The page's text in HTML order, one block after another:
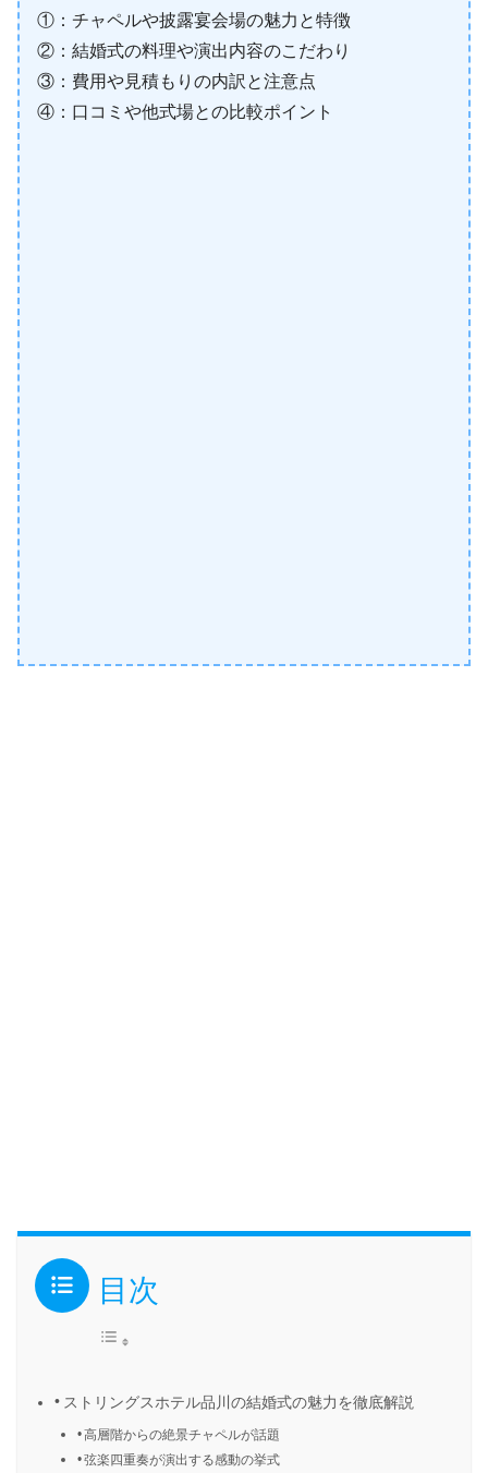
①：チャペルや披露宴会場の魅力と特徴
②：結婚式の料理や演出内容のこだわり
③：費用や見積もりの内訳と注意点
④：口コミや他式場との比較ポイント
目次
ストリングスホテル品川の結婚式の魅力を徹底解説
高層階からの絶景チャペルが話題
弦楽四重奏が演出する感動の挙式